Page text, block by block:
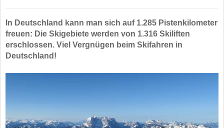
In Deutschland kann man sich auf 1.285 Pistenkilometer
freuen: Die Skigebiete werden von 1.316 Skiliften
erschlossen. Viel Vergnügen beim Skifahren in
Deutschland!